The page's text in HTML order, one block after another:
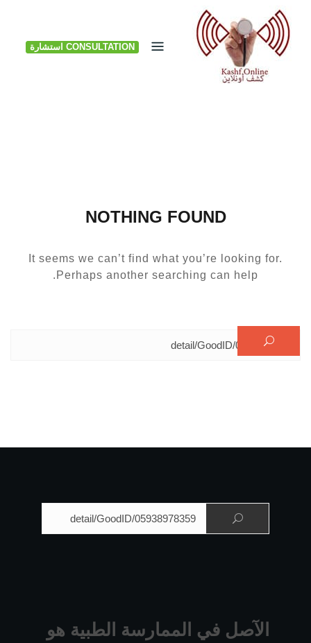
Skip
content
CONSULTATION استشارة
NOTHING FOUND
It seems we can’t find what you’re looking for.
Perhaps another searching can help.
البحث عن:
الآصل في الممارسة الطبية هو